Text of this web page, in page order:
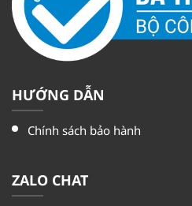
HƯỚNG DẪN
Chính sách bảo hành
ZALO CHAT